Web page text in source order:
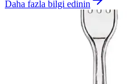
Daha fazla bilgi edinin